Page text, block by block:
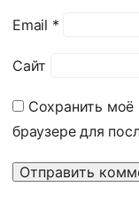
Email *
Сайт
Сохранить моё
браузере для